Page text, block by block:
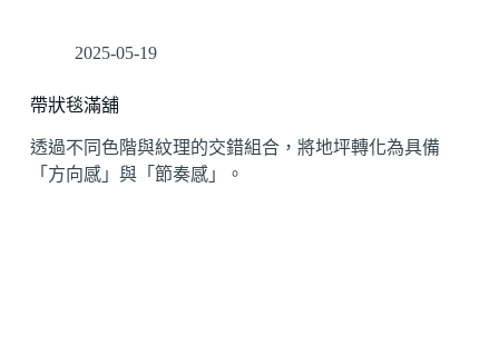
2025-05-19
帶狀毯滿舖
透過不同色階與紋理的交錯組合，將地坪轉化為具備
「方向感」與「節奏感」。